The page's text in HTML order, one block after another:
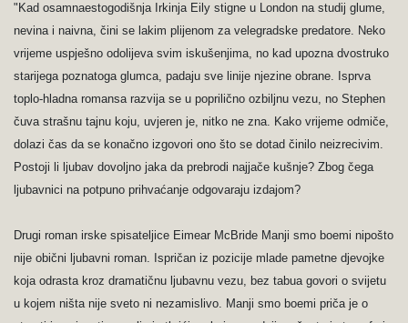
"Kad osamnaestogodišnja Irkinja Eily stigne u London na studij glume,
nevina i naivna, čini se lakim plijenom za velegradske predatore. Neko
vrijeme uspješno odolijeva svim iskušenjima, no kad upozna dvostruko
starijega poznatoga glumca, padaju sve linije njezine obrane. Isprva
toplo-hladna romansa razvija se u poprilično ozbiljnu vezu, no Stephen
čuva strašnu tajnu koju, uvjeren je, nitko ne zna. Kako vrijeme odmiče,
dolazi čas da se konačno izgovori ono što se dotad činilo neizrecivim.
Postoji li ljubav dovoljno jaka da prebrodi najjače kušnje? Zbog čega
ljubavnici na potpuno prihvaćanje odgovaraju izdajom?
Drugi roman irske spisateljice Eimear McBride Manji smo boemi nipošto
nije obični ljubavni roman. Ispričan iz pozicije mlade pametne djevojke
koja odrasta kroz dramatičnu ljubavnu vezu, bez tabua govori o svijetu
u kojem ništa nije sveto ni nezamislivo. Manji smo boemi priča je o